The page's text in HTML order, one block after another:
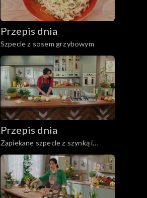
Przepis dnia
Szpecle z sosem grzybowym
Przepis dnia
Zapiekane szpecle z szynką i
żółtym serem